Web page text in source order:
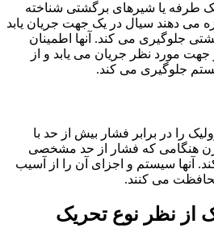
طرفه یا شیرهای برگشتی شناخته
می دهند سیال در یک جهت جریان یابد
جلوگیری می کند. آنها اطمینان
مورد نظر جریان می یابد و از
جلوگیری می کند.
را در برابر فشار بیش از حد با
هنگامی که فشار از حد مشخصی
آنها سیستم و اجزای آن را از آسیب
می کنند.
از نظر نوع تحریک